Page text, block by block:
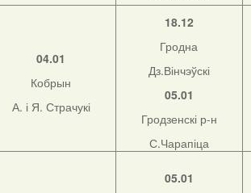
04.01
Кобрын
А. і Я. Страчукі
18.12
Гродна
Дз.Вінчэўскі
05.01
Гродзенскі р-н
С.Чарапіца
05.01